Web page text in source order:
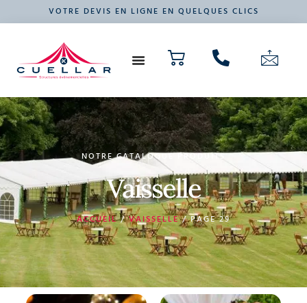
VOTRE DEVIS EN LIGNE EN QUELQUES CLICS
NOTRE CATALOGUE PRODUITS
Vaisselle
ACCUEIL/VAISSELLE/ PAGE 29